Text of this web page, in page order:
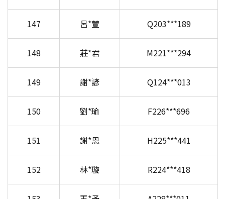
147 呂*萱 Q203***189
148 莊*君 M221***294
149 謝*諺 Q124***013
150 劉*瑜 F226***696
151 謝*恩 H225***441
152 林*璇 R224***418